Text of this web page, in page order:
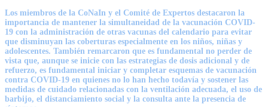
Los miembros de la CoNaIn y el Comité de Expertos destacaron la
importancia de mantener la simultaneidad de la vacunación COVID-
19 con la administración de otras vacunas del calendario para evitar
que disminuyan las coberturas especialmente en los niños, niñas y
adolescentes. También remarcaron que es fundamental no perder de
vista que, aunque se inicie con las estrategias de dosis adicional y de
refuerzo, es fundamental iniciar y completar esquemas de vacunación
contra COVID-19 en quienes no lo han hecho todavía y sostener las
medidas de cuidado relacionadas con la ventilación adecuada, el uso de
barbijo, el distanciamiento social y la consulta ante la presencia de